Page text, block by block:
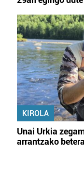
KIROLA
Unai Urkia
arrantzako